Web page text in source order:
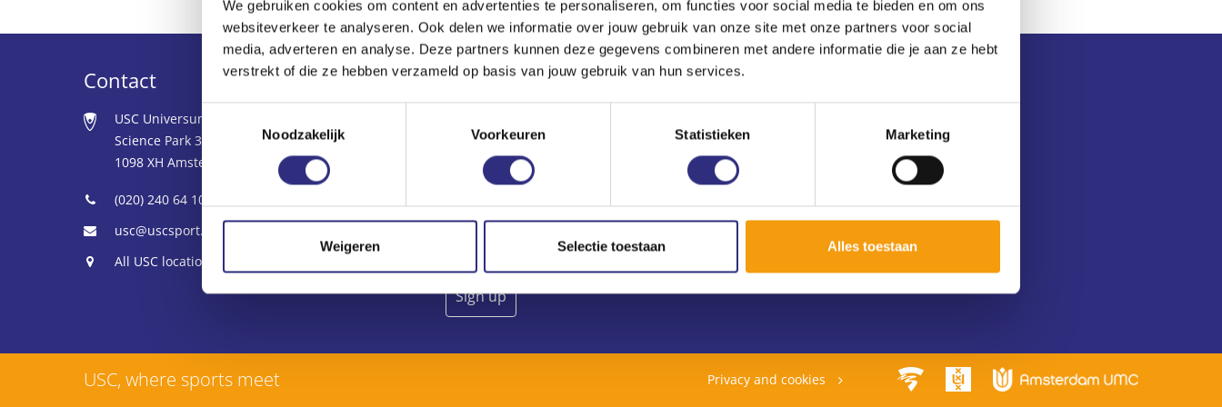
We gebruiken cookies om content en advertenties te personaliseren, om functies voor social media te bieden en om ons
websiteverkeer te analyseren. Ook delen we informatie over jouw gebruik van onze site met onze partners voor social
media, adverteren en analyse. Deze partners kunnen deze gegevens combineren met andere informatie die je aan ze hebt
verstrekt of die ze hebben verzameld op basis van jouw gebruik van hun services.
Toestemmingsselectie
Noodzakelijk
Voorkeuren Statistieken Marketing
Weigeren Selectie toestaan Alles toestaan
Contact
USC Universum
Science Park 306
1098 XH Amsterdam
(020) 240 64 10
usc@uscsport.nl
All USC locations
Newsletter
Subscribe to our newsletter.
Withdrawal form
USC, where sports meet Privacy and cookies